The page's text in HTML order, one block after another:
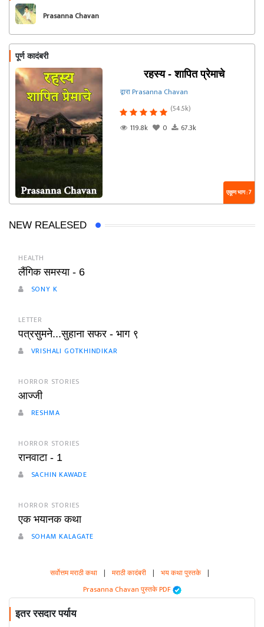
Prasanna Chavan
पूर्ण कादंबरी
रहस्य - शापित प्रेमाचे
द्वारा Prasanna Chavan
(54.5k)
119.8k
0 67.3k
एकूण भाग : 7
NEW REALESED
HEALTH
लैंगिक समस्या - 6
SONY K
LETTER
पत्रसुमने...सुहाना सफर - भाग ९
VRISHALI GOTKHINDIKAR
HORROR STORIES
आज्जी
RESHMA
HORROR STORIES
रानवाटा - 1
SACHIN KAWADE
HORROR STORIES
एक भयानक कथा
SOHAM KALAGATE
सर्वोत्तम मराठी कथा | मराठी कादंबरी | भय कथा पुस्तके |
Prasanna Chavan पुस्तके PDF
इतर रसदार पर्याय